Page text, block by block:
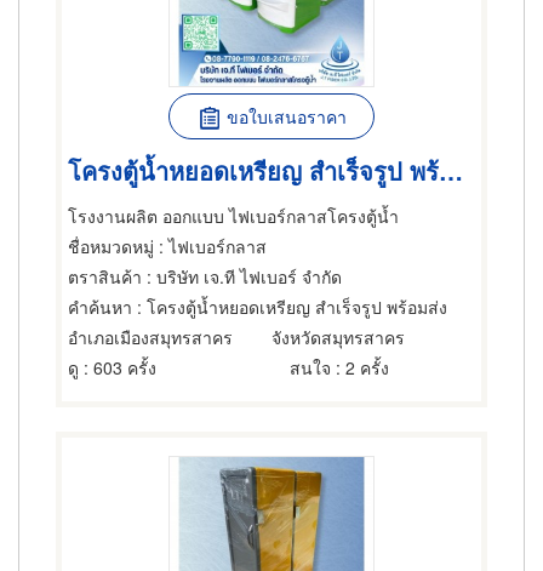
ขอใบเสนอราคา
โครงตู้น้ำหยอดเหรียญ สำเร็จรูป พร้อมส่ง
โรงงานผลิต ออกแบบ ไฟเบอร์กลาสโครงตู้น้ำ
ชื่อหมวดหมู่ : ไฟเบอร์กลาส
ตราสินค้า : บริษัท เจ.ที ไฟเบอร์ จำกัด
คำค้นหา : โครงตู้น้ำหยอดเหรียญ สำเร็จรูป พร้อมส่ง
อำเภอเมืองสมุทรสาคร
จังหวัดสมุทรสาคร
ดู : 603 ครั้ง สนใจ : 2 ครั้ง